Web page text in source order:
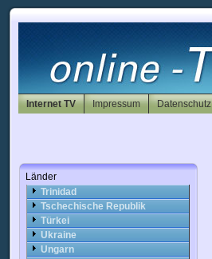
Internet TV Impressum Datenschutz
Länder
Schweiz
Slowakei
Slowenien
Spanien
Taiwan
Thailand
Trinidad
Tschechische Republik
Türkei
Ukraine
Ungarn